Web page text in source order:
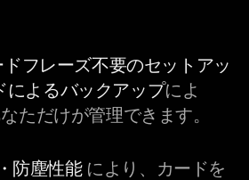
ドフレーズ不要のセットアッ
によるバックアップによ
ただけが管理できます。
防塵性能により、カードを